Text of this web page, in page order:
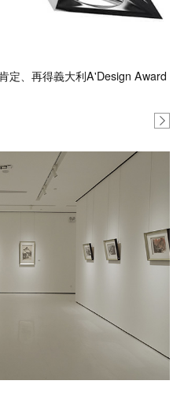
定、再得義大利A'Design Award